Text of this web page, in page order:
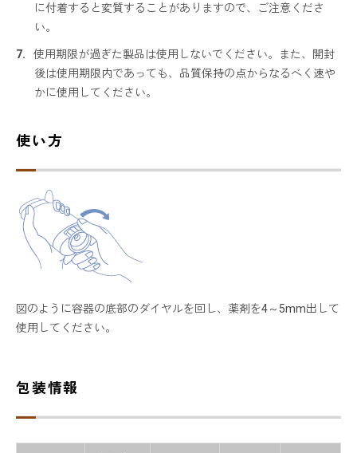
に付着すると変質することがありますので、ご注意くださ
い。
使用期限が過ぎた製品は使用しないでください。また、開封
後は使用期限内であっても、品質保持の点からなるべく速や
かに使用してください。
使い方
図のように容器の底部のダイヤルを回し、薬剤を4～5mm出して
使用してください。
包装情報